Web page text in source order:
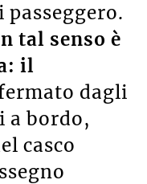
tal senso è
il
dagli
a bordo,
casco